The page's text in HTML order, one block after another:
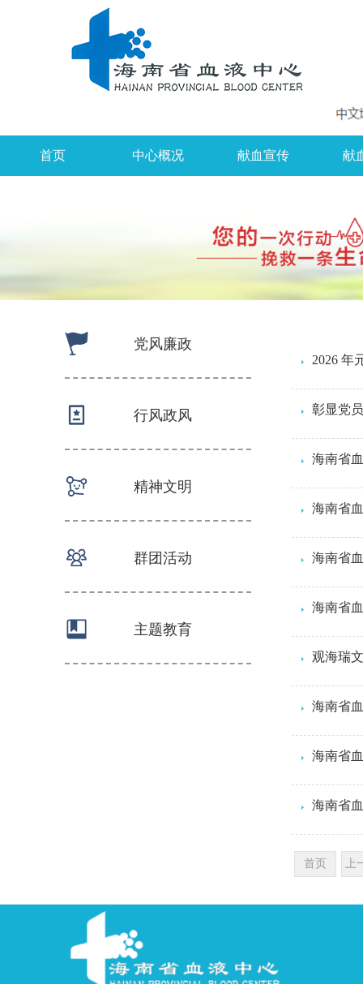
首页 中心概况 献血宣传 献
党风廉政
行风政风
精神文明
群团活动
主题教育
2026 年
彰显党
海南省
海南省
海南省
海南省
海南省
海南省
首页 上